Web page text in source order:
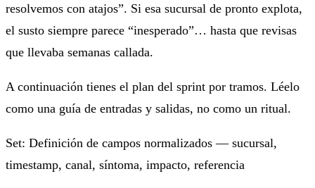
resolvemos con atajos”. Si esa sucursal de pronto explota,
el susto siempre parece “inesperado”… hasta que revisas
que llevaba semanas callada.
A continuación tienes el plan del sprint por tramos. Léelo
como una guía de entradas y salidas, no como un ritual.
Set: Definición de campos normalizados — sucursal,
timestamp, canal, síntoma, impacto, referencia